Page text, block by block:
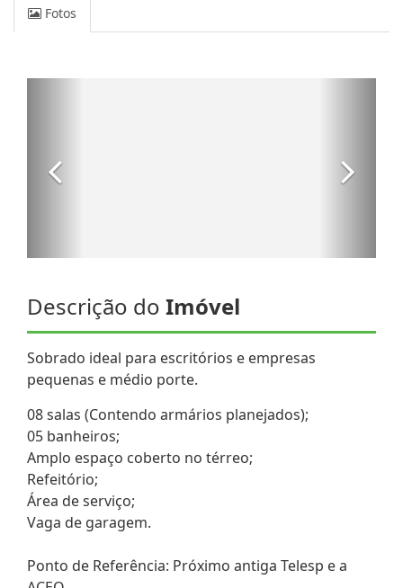
Fotos
Descrição do Imóvel
Sobrado ideal para escritórios e empresas
pequenas e médio porte.
08 salas (Contendo armários planejados);
05 banheiros;
Amplo espaço coberto no térreo;
Refeitório;
Área de serviço;
Vaga de garagem.
Ponto de Referência: Próximo antiga Telesp e a